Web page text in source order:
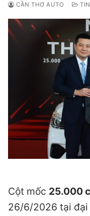
CẦN THƠ AUTO
Cột mốc 25.000
26/6/2026 tại đại